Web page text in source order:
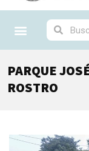
PARQUE
ROSTRO